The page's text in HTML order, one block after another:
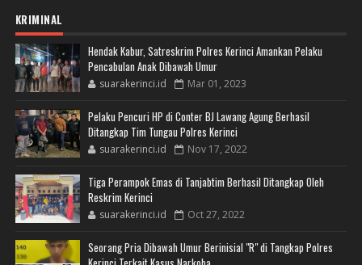
KRIMINAL
Hendak Kabur, Satreskrim Polres Kerinci Amankan Pelaku
Pencabulan Anak Dibawah Umur
suarakerinci.id Mar 01, 2023
Pelaku Pencuri HP di Conter BJ Lawang Agung Berhasil
Ditangkap Tim Tungau Polres Kerinci
suarakerinci.id Nov 17, 2022
Tiga Perampok Emas di Tanjabtim Berhasil Ditangkap Oleh
Reskrim Kerinci
suarakerinci.id Oct 27, 2022
Seorang Pria Dibawah Umur Berinisial "R" di Tangkap Polres